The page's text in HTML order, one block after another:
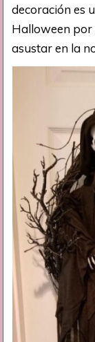
decoración es
Halloween por
asustar en la